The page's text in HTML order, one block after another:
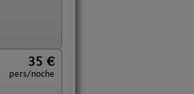
35 €
pers/noche